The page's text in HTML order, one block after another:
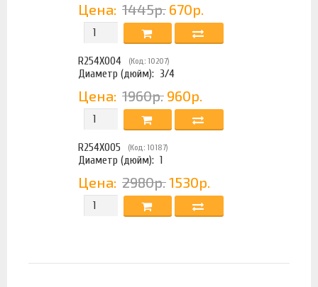
Цена: 1445р. 670р.
R254X004 (Код: 10207)
Диаметр (дюйм): 3/4
Цена: 1960р. 960р.
R254X005 (Код: 10187)
Диаметр (дюйм): 1
Цена: 2980р. 1530р.